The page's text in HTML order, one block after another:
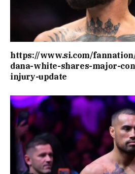
https://www.si.com/
dana-white-shares-major-
injury-update